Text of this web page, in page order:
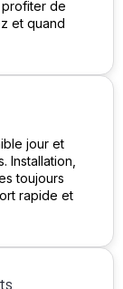
de
et quand
jour et
Installation,
toujours
rapide et